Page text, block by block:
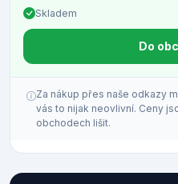
Skladem
Do
Za nákup přes naše odkazy
vás to nijak neovlivní. Ceny
obchodech lišit.